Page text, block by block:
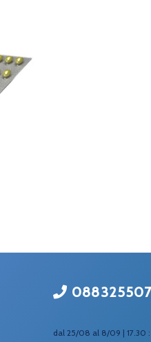
dal 25/08 al 8/09 | 17.30 :